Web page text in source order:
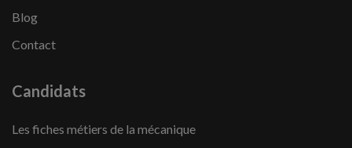
Blog
Contact
Candidats
Les fiches métiers de la mécanique